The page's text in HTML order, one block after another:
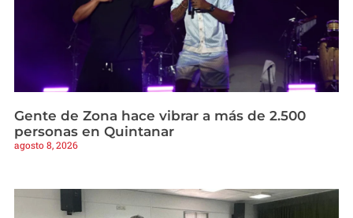
Gente de Zona hace vibrar a más de 2.500
personas en Quintanar
agosto 8, 2026